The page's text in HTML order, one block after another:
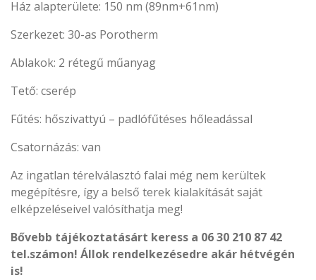
Ház alapterülete: 150 nm (89nm+61nm)
Szerkezet: 30-as Porotherm
Ablakok: 2 rétegű műanyag
Tető: cserép
Fűtés: hőszivattyú – padlófűtéses hőleadással
Csatornázás: van
Az ingatlan térelválasztó falai még nem kerültek
megépítésre, így a belső terek kialakítását saját
elképzeléseivel valósíthatja meg!
Bővebb tájékoztatásárt keress a 06 30 210 87 42
tel.számon! Állok rendelkezésedre akár hétvégén
is!